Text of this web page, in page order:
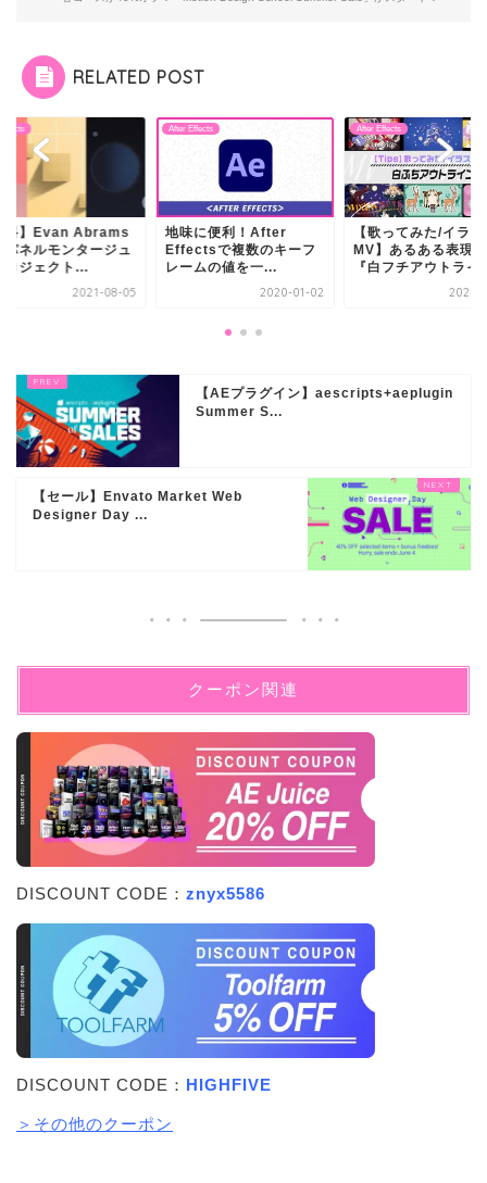
RELATED POST
料】Evan Abrams
パネルモンタージュ
ロジェクト...
2021-08-05
After Effects
地味に便利！After
Effectsで複数のキーフ
レームの値を一...
2020-01-02
After Effects
【歌ってみた/イラ
MV】あるある表現：
『白フチアウトライ
2024-
【AEプラグイン】aescripts+aeplugin
Summer S...
【セール】Envato Market Web
Designer Day ...
クーポン関連
DISCOUNT CODE： znyx5586
DISCOUNT CODE： HIGHFIVE
＞その他のクーポン